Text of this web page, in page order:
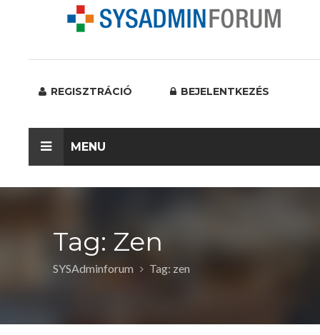
REGISZTRÁCIÓ BEJELENTKEZÉS
MENU
Tag: Zen
SYSAdminforum Tag: zen